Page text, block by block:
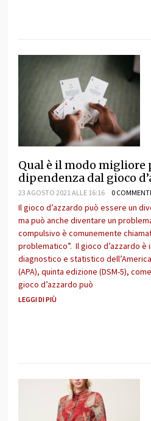
Qual è il modo migliore
dipendenza dal gioco
23 AGOSTO 2021 ALLE 16:16 0 COMMENTI
Il gioco d’azzardo può essere un
ma può anche diventare un
compulsivo è comunemente
problematico”. Il gioco d’azzardo è
diagnostico e statistico
(APA), quinta edizione (DSM-5),
gioco d’azzardo può
LEGGI DI PIÙ